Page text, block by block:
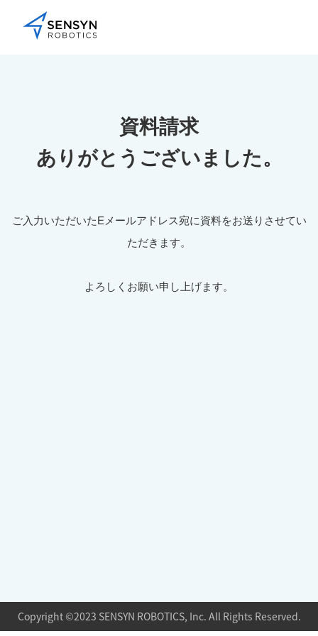
資料請求
ありがとうございました。
ご入力いただいたEメールアドレス宛に資料をお送りさせてい
ただきます。
よろしくお願い申し上げます。
Copyright ©2023 SENSYN ROBOTICS, Inc. All Rights Reserved.